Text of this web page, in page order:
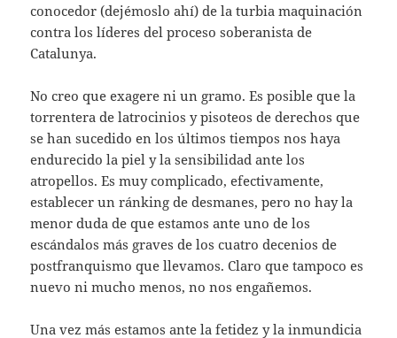
conocedor (dejémoslo ahí) de la turbia maquinación
contra los líderes del proceso soberanista de
Catalunya.
No creo que exagere ni un gramo. Es posible que la
torrentera de latrocinios y pisoteos de derechos que
se han sucedido en los últimos tiempos nos haya
endurecido la piel y la sensibilidad ante los
atropellos. Es muy complicado, efectivamente,
establecer un ránking de desmanes, pero no hay la
menor duda de que estamos ante uno de los
escándalos más graves de los cuatro decenios de
postfranquismo que llevamos. Claro que tampoco es
nuevo ni mucho menos, no nos engañemos.
Una vez más estamos ante la fetidez y la inmundicia